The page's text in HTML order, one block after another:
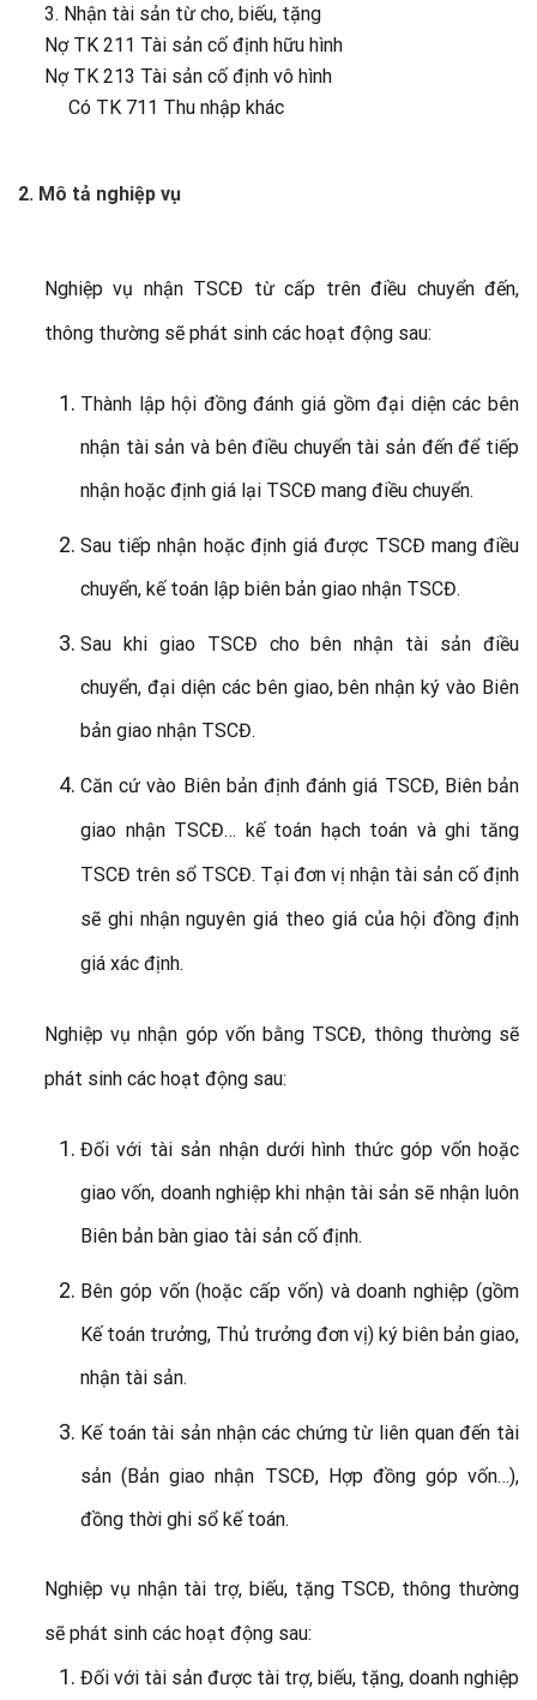
3. Nhận tài sản từ cho, biếu, tặng
Nợ TK 211 Tài sản cố định hữu hình
Nợ TK 213 Tài sản cố định vô hình
Có TK 711 Thu nhập khác
2. Mô tả nghiệp vụ
Nghiệp vụ nhận TSCĐ từ cấp trên điều chuyển đến,
thông thường sẽ phát sinh các hoạt động sau:
Thành lập hội đồng đánh giá gồm đại diện các bên
nhận tài sản và bên điều chuyển tài sản đến để tiếp
nhận hoặc định giá lại TSCĐ mang điều chuyển.
Sau tiếp nhận hoặc định giá được TSCĐ mang điều
chuyển, kế toán lập biên bản giao nhận TSCĐ.
Sau khi giao TSCĐ cho bên nhận tài sản điều
chuyển, đại diện các bên giao, bên nhận ký vào Biên
bản giao nhận TSCĐ.
Căn cứ vào Biên bản định đánh giá TSCĐ, Biên bản
giao nhận TSCĐ… kế toán hạch toán và ghi tăng
TSCĐ trên sổ TSCĐ. Tại đơn vị nhận tài sản cố định
sẽ ghi nhận nguyên giá theo giá của hội đồng định
giá xác định.
Nghiệp vụ nhận góp vốn bằng TSCĐ, thông thường sẽ
phát sinh các hoạt động sau:
Đối với tài sản nhận dưới hình thức góp vốn hoặc
giao vốn, doanh nghiệp khi nhận tài sản sẽ nhận luôn
Biên bản bàn giao tài sản cố định.
Bên góp vốn (hoặc cấp vốn) và doanh nghiệp (gồm
Kế toán trưởng, Thủ trưởng đơn vị) ký biên bản giao,
nhận tài sản.
Kế toán tài sản nhận các chứng từ liên quan đến tài
sản (Bản giao nhận TSCĐ, Hợp đồng góp vốn…),
đồng thời ghi sổ kế toán.
Nghiệp vụ nhận tài trợ, biếu, tặng TSCĐ, thông thường
sẽ phát sinh các hoạt động sau:
Đối với tài sản được tài trợ, biếu, tặng, doanh nghiệp